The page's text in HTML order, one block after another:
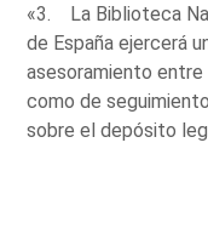
«3. La Biblioteca
de España ejercerá
asesoramiento
como de
sobre el depósito